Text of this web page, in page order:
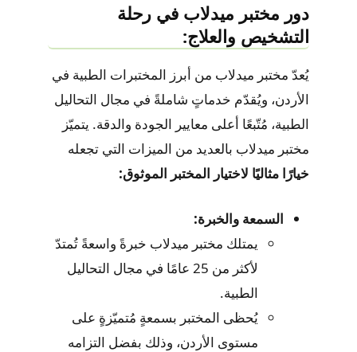
دور مختبر ميدلاب في رحلة
التشخيص والعلاج:
يُعدّ مختبر ميدلاب من أبرز المختبرات الطبية في
الأردن، ويُقدّم خدماتٍ شاملةً في مجال التحاليل
الطبية، مُتّبعًا أعلى معايير الجودة والدقة. يتميّز
مختبر ميدلاب بالعديد من الميزات التي تجعله
خيارًا مثاليًا لاختيار المختبر الموثوق:
السمعة والخبرة:
يمتلك مختبر ميدلاب خبرةً واسعةً تُمتدّ
لأكثر من 25 عامًا في مجال التحاليل
الطبية.
يُحظى المختبر بسمعةٍ مُتميّزةٍ على
مستوى الأردن، وذلك بفضل التزامه